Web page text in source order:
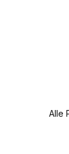
Alle